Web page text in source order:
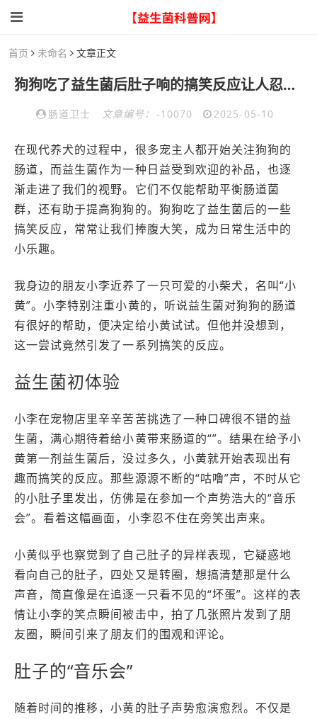
首页 未命名 文章正文
狗狗吃了益生菌后肚子响的搞笑反应让人忍俊不禁的真实经历
肠道卫士 文章编号： -10070 2025-05-10
在现代养犬的过程中，很多宠主人都开始关注狗狗的
肠道，而益生菌作为一种日益受到欢迎的补品，也逐
渐走进了我们的视野。它们不仅能帮助平衡肠道菌
群，还有助于提高狗狗的。狗狗吃了益生菌后的一些
搞笑反应，常常让我们捧腹大笑，成为日常生活中的
小乐趣。
我身边的朋友小李近养了一只可爱的小柴犬，名叫“小
黄”。小李特别注重小黄的，听说益生菌对狗狗的肠道
有很好的帮助，便决定给小黄试试。但他并没想到，
这一尝试竟然引发了一系列搞笑的反应。
益生菌初体验
小李在宠物店里辛辛苦苦挑选了一种口碑很不错的益
生菌，满心期待着给小黄带来肠道的“”。结果在给予小
黄第一剂益生菌后，没过多久，小黄就开始表现出有
趣而搞笑的反应。那些源源不断的“咕噜”声，不时从它
的小肚子里发出，仿佛是在参加一个声势浩大的“音乐
会”。看着这幅画面，小李忍不住在旁笑出声来。
小黄似乎也察觉到了自己肚子的异样表现，它疑惑地
看向自己的肚子，四处又是转圈，想搞清楚那是什么
声音，简直像是在追逐一只看不见的“坏蛋”。这样的表
情让小李的笑点瞬间被击中，拍了几张照片发到了朋
友圈，瞬间引来了朋友们的围观和评论。
肚子的“音乐会”
随着时间的推移，小黄的肚子声势愈演愈烈。不仅是